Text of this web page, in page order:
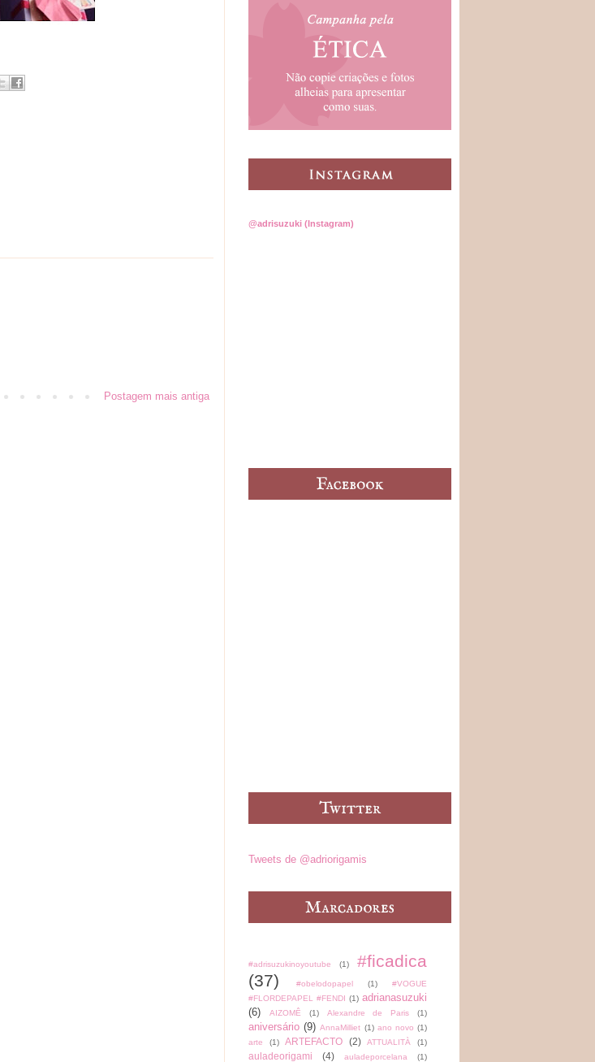
Postagem mais antiga
@adrisuzuki (Instagram)
Tweets de @adriorigamis
#adrisuzukinoyoutube (1)
#ficadica
(37)
#obelodopapel (1)
#VOGUE
#FLORDEPAPEL #FENDI (1) adrianasuzuki
(6)
AIZOMÊ (1) Alexandre de Paris (1)
aniversário (9) AnnaMilliet (1) ano novo (1)
arte
(1) ARTEFACTO (2) ATTUALITÀ (1)
auladeorigami (4) auladeporcelana (1)